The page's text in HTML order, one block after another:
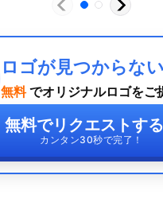
ロゴが見つからな
無料 でオリジナルロゴをご
無料でリクエストする
カンタン30秒で完了！